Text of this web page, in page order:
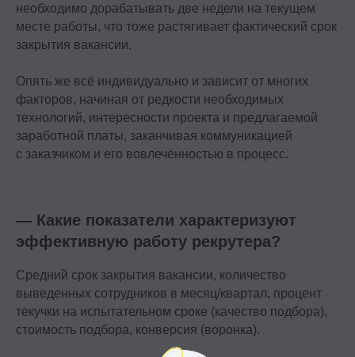
необходимо дорабатывать две недели на текущем
месте работы, что тоже растягивает фактический срок
закрытия вакансии.
Опять же всё индивидуально и зависит от многих
факторов, начиная от редкости необходимых
технологий, интересности проекта и предлагаемой
заработной платы, заканчивая коммуникацией
с заказчиком и его вовлечённостью в процесс.
— Какие показатели характеризуют
эффективную работу рекрутера?
Средний срок закрытия вакансии, количество
выведенных сотрудников в месяц/квартал, процент
текучки на испытательном сроке (качество подбора),
стоимость подбора, конверсия (воронка).